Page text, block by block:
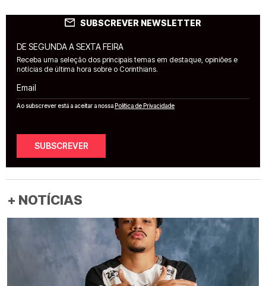
SUBSCREVER NEWSLETTER
DE SEGUNDA A SEXTA FEIRA
Receba uma seleção dos principais temas em destaque, opiniões e
notícias de última hora sobre o Corinthians.
Email
Ao subscrever está a aceitar a nossaPolítica de Privacidade
SUBSCREVER
+ NOTÍCIAS